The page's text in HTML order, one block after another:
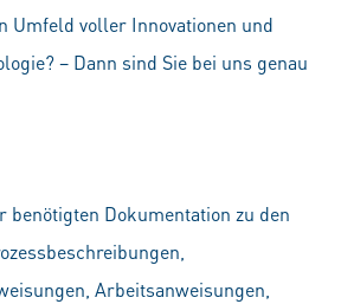
Umfeld voller Innovationen und
– Dann sind Sie bei uns genau
benötigten Dokumentation zu den
Arbeitsanweisungen,